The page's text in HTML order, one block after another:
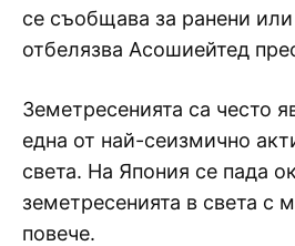
се съобщава за ранени
отбелязва Асошиейтед
Земетресенията са често
една от най-сеизмично
света. На Япония се пада
земетресенията в света с
повече.